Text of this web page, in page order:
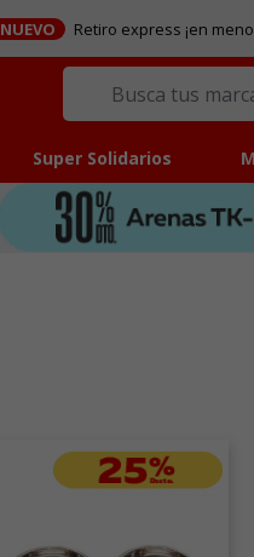
NUEVO Retiro express ¡en
Super Solidarios